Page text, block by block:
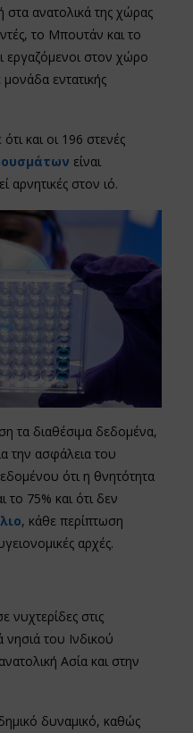
στα ανατολικά της χώρας
το Μπουτάν και το
εργαζόμενοι στον χώρο
εντατικής
και οι 196 στενές
είναι
αρνητικές στον ιό.
τα διαθέσιμα δεδομένα,
την ασφάλεια του
ότι η θνητότητα
το 75% και ότι δεν
, κάθε περίπτωση
αρχές.
νυχτερίδες στις
νησιά του Ινδικού
Ασία και στην
δυναμικό, καθώς